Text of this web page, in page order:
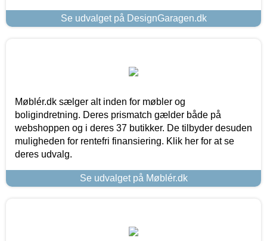
Se udvalget på DesignGaragen.dk
Møblér.dk sælger alt inden for møbler og
boligindretning. Deres prismatch gælder både på
webshoppen og i deres 37 butikker. De tilbyder desuden
muligheden for rentefri finansiering. Klik her for at se
deres udvalg.
Se udvalget på Møblér.dk